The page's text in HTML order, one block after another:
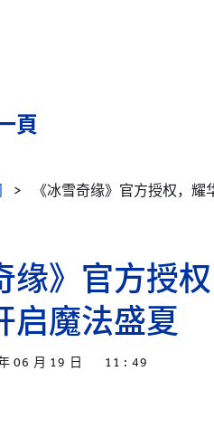
頁
> 《冰雪奇缘》官方授权，
缘》官方授
启魔法盛夏
06 月 19 日 11 : 49